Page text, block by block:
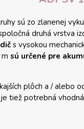
sú zo zlanenej
druhá vrstva
s vysokou
sú určené pre
plôch a /
tiež potrebná